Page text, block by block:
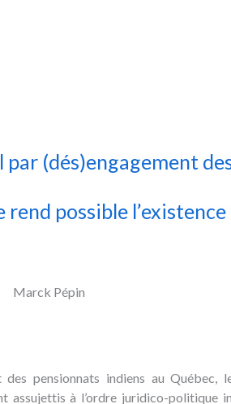
(dés)engagement
possible
Marck Pépin
pensionnats indiens au Québec,
assujettis à l’ordre juridico-politique